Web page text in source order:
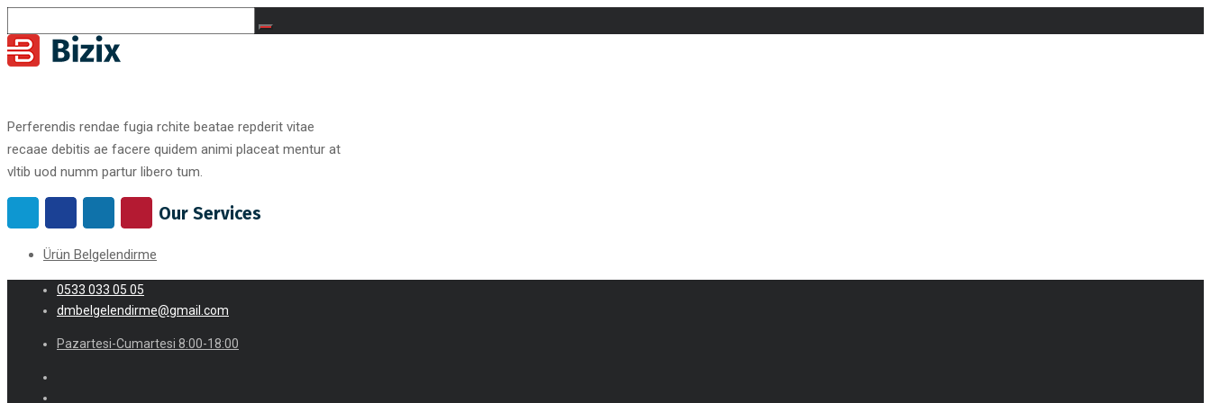
Perferendis rendae fugia rchite beatae repderit vitae
recaae debitis ae facere quidem animi placeat mentur at
vltib uod numm partur libero tum.
Our Services
Ürün Belgelendirme
0533 033 05 05
dmbelgelendirme@gmail.com
Pazartesi-Cumartesi 8:00-18:00